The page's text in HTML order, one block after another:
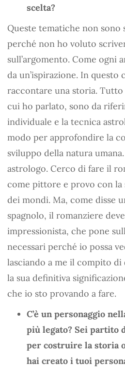
scelta?
Queste tematiche non
perché non ho voluto
sull’argomento. Come ogni
da un’ispirazione. In questo
raccontare una storia.
cui ho parlato, sono da
individuale e la tecnica
modo per approfondire la
sviluppo della natura
astrologo. Cerco di fare il
come pittore e provo con
dei mondi. Ma, come disse
spagnolo, il romanziere
impressionista, che pone
necessari perché io possa
lasciando a me il compito di
la sua definitiva
che io sto provando a fare.
C’è un personaggio
più legato? Sei partito
per costruire la storia
hai creato i tuoi